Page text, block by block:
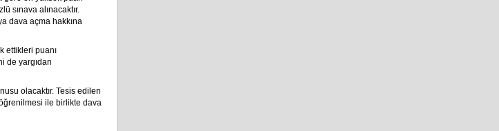
sınava alınacaktır.
dava açma hakkına
ettikleri puanı
de yargıdan
olacaktır. Tesis edilen
ile birlikte dava